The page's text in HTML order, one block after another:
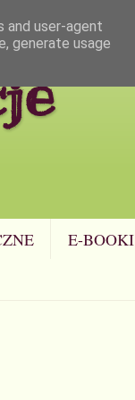
E-BOOKI
and user-agent
generate usage